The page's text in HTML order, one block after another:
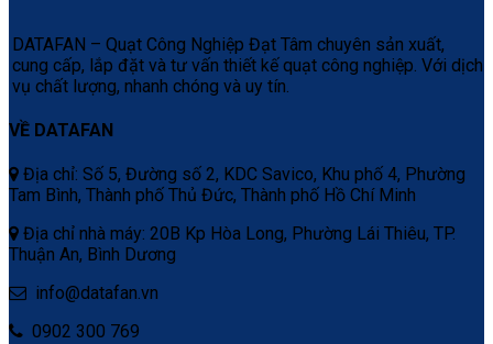
DATAFAN – Quạt Công Nghiệp Đạt Tâm chuyên sản xuất,
cung cấp, lắp đặt và tư vấn thiết kế quạt công nghiệp. Với dịch
vụ chất lượng, nhanh chóng và uy tín.
VỀ DATAFAN
Địa chỉ: Số 5, Đường số 2, KDC Savico, Khu phố 4, Phường
Tam Bình, Thành phố Thủ Đức, Thành phố Hồ Chí Minh
Địa chỉ nhà máy: 20B Kp Hòa Long, Phường Lái Thiêu, TP.
Thuận An, Bình Dương
info@datafan.vn
0902 300 769